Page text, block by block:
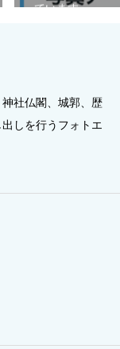
ています。
社仏閣、城郭、歴
しを行うフォトエ